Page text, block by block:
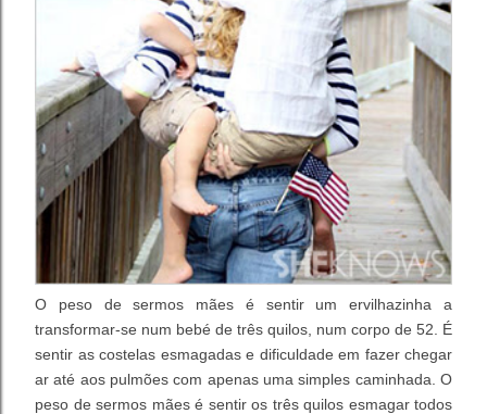
O peso de sermos mães é sentir um ervilhazinha a
transformar-se num bebé de três quilos, num corpo de 52. É
sentir as costelas esmagadas e dificuldade em fazer chegar
ar até aos pulmões com apenas uma simples caminhada. O
peso de sermos mães é sentir os três quilos esmagar todos